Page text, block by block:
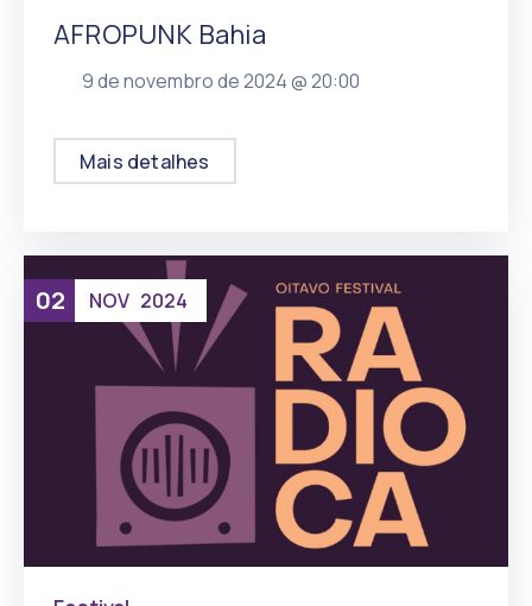
AFROPUNK Bahia
9 de novembro de 2024 @20:00
Mais detalhes
02 NOV 2024